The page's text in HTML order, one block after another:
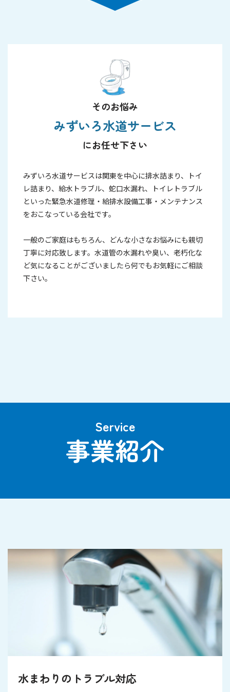
そのお悩み
みずいろ水道サービス
にお任せ下さい
みずいろ水道サービスは関東を中心に排水詰まり、トイ
レ詰まり、給水トラブル、蛇口水漏れ、トイレトラブル
といった緊急水道修理・給排水設備工事・メンテナンス
をおこなっている会社です。
一般のご家庭はもちろん、どんな小さなお悩みにも親切
丁寧に対応致します。水道管の水漏れや臭い、老朽化な
ど気になることがございましたら何でもお気軽にご相談
下さい。
Service
事業紹介
水まわりのトラブル対応